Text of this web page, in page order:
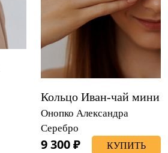
Кольцо Иван-чай мини
Онопко Александра
Серебро
9 300 ₽ КУПИТЬ